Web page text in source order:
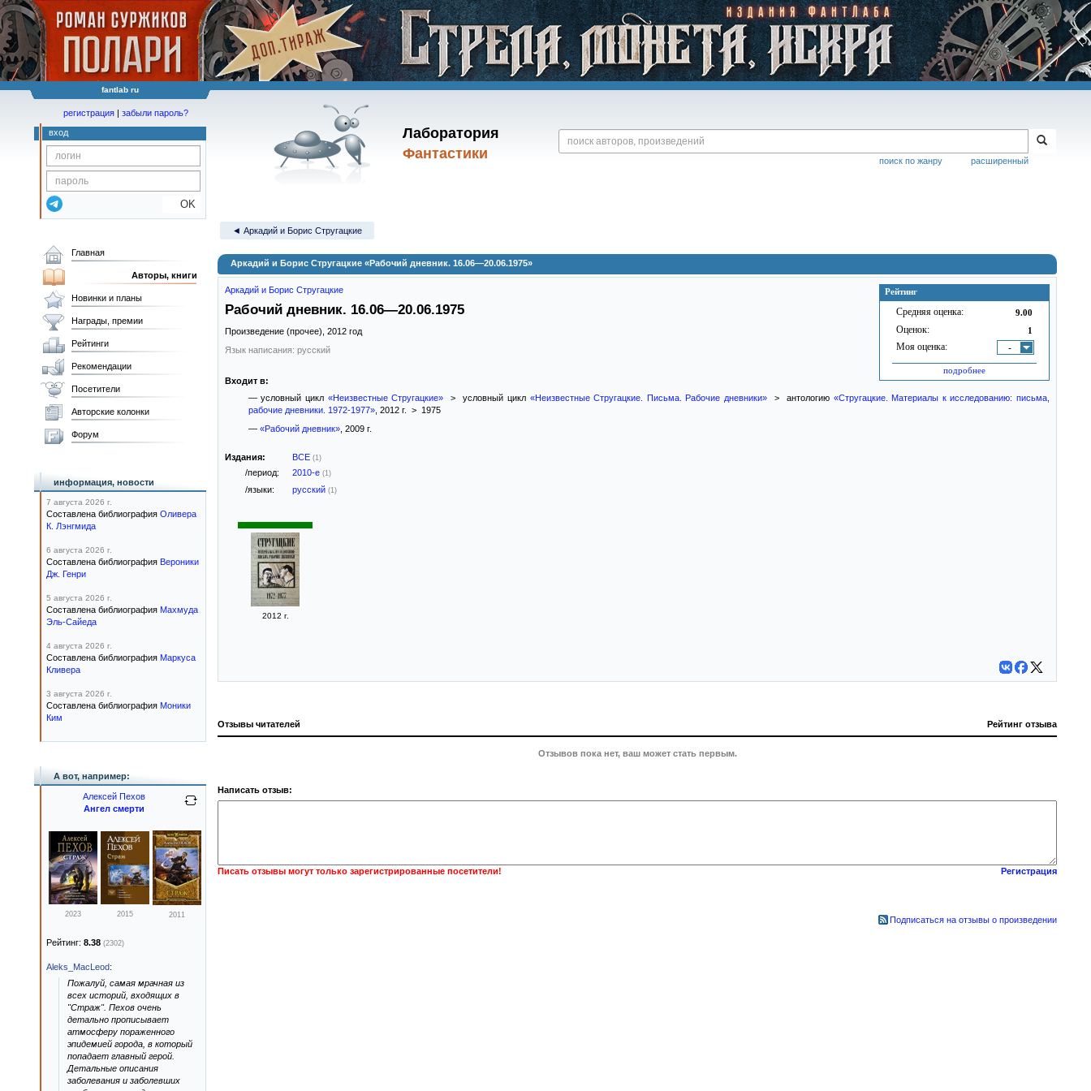
fantlab ru
Лаборатория
Фантастики
расширенный
поиск по жанру
регистрация | забыли пароль?
вход
OK
◄ Аркадий и Борис Стругацкие
Аркадий и Борис Стругацкие «Рабочий дневник. 16.06—20.06.1975»
Рейтинг
Средняя оценка: 9.00
Оценок: 1
Моя оценка: -
подробнее
Аркадий и Борис Стругацкие
Рабочий дневник. 16.06—20.06.1975
Произведение (прочее), 2012 год
Язык написания: русский
Входит в:
— условный цикл «Неизвестные Стругацкие» > условный цикл «Неизвестные Стругацкие. Письма. Рабочие дневники»> антологию «Стругацкие. Материалы к исследованию: письма,
рабочие дневники. 1972-1977», 2012 г. > 1975
— «Рабочий дневник», 2009 г.
Издания: ВСЕ (1)
/период: 2010-е (1)
/языки: русский (1)
2012 г.
Отзывы читателей Рейтинг отзыва
Отзывов пока нет, ваш может стать первым.
Написать отзыв:
Писать отзывы могут только зарегистрированные посетители! Регистрация
Подписаться на отзывы о произведении
Главная
Авторы, книги
Новинки и планы
Награды, премии
Рейтинги
Рекомендации
Посетители
Авторские колонки
Форум
информация, новости
7 августа 2026 г.
Составлена библиография Оливера
К. Лэнгмида
6 августа 2026 г.
Составлена библиография Вероники
Дж. Генри
5 августа 2026 г.
Составлена библиография Махмуда
Эль-Сайеда
4 августа 2026 г.
Составлена библиография Маркуса
Кливера
3 августа 2026 г.
Составлена библиография Моники
Ким
А вот, например:
Алексей Пехов
Ангел смерти
2023 2015 2011
Рейтинг: 8.38 (2302)
Aleks_MacLeod:
Пожалуй, самая мрачная из
всех историй, входящих в
"Страж". Пехов очень
детально прописывает
атмосферу пораженного
эпидемией города, в который
попадает главный герой.
Детальные описания
заболевания и заболевших